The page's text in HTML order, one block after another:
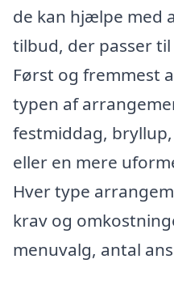
de kan hjælpe med
tilbud, der passer
Først og fremmest
typen af
festmiddag,
eller en mere
Hver type
krav og
menuvalg, antal